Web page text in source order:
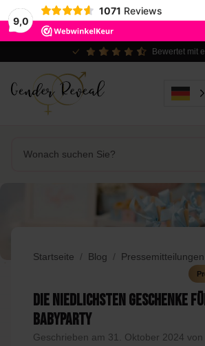
9,0
1071 Reviews
Bewertet mit einer 9,0!
Startseite Blog Pressemitteilungen
Die niedlichsten Geschenke
Babyparty
Geschrieben am 31. Oktober 2024